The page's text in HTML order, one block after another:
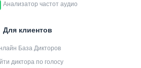
Анализатор частот аудио
Для клиентов
База Дикторов
диктора по голосу